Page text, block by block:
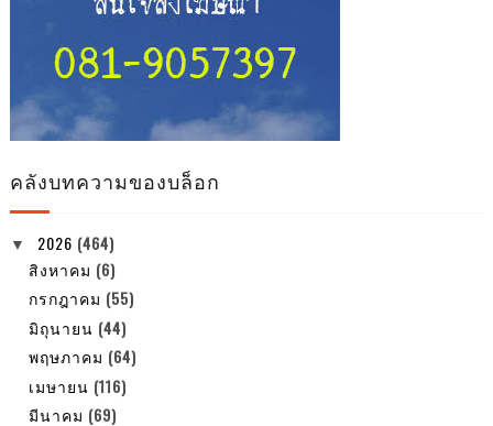
คลังบทความของบล็อก
▼ 2026 (464)
สิงหาคม (6)
กรกฎาคม (55)
มิถุนายน (44)
พฤษภาคม (64)
เมษายน (116)
มีนาคม (69)